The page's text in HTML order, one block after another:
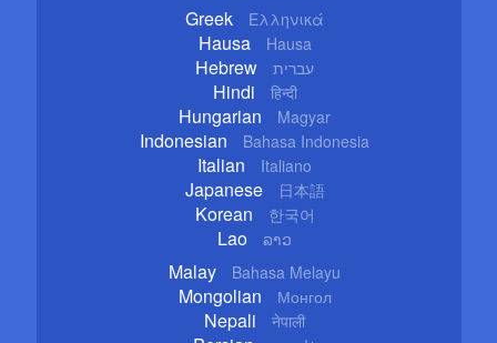
Greek Ελληνικά
Hausa Hausa
Hebrew עברית
Hindi हिन्दी
Hungarian Magyar
Indonesian Bahasa Indonesia
Italian Italiano
Japanese 日本語
Korean 한국어
Lao ລາວ
Malay Bahasa Melayu
Mongolian Монгол
Nepali नेपाली